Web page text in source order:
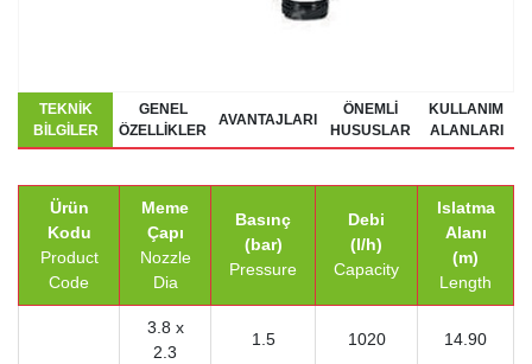
TEKNIK
BILGILER
GENEL
ÖZELLIKLER
AVANTAJLARI
ÖNEMLI
HUSUSLAR
KULLANIM
ALANLARI
Ürün
Kodu
Product
Code
Meme
Çapı
Nozzle
Dia
Basınç
(bar)
Pressure
Debi
(l/h)
Capacity
Islatma
Alanı
(m)
Length
3.8 x
2.3
1.5 1020 14.90